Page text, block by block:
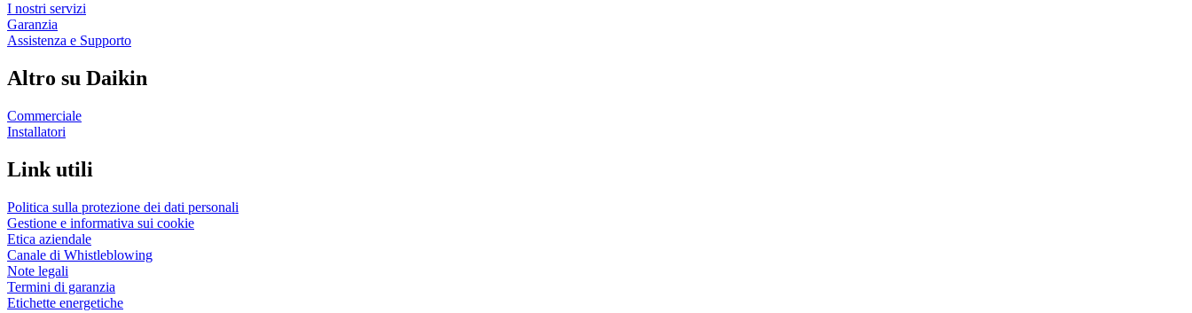
I nostri servizi
Garanzia
Assistenza e Supporto
Altro su Daikin
Commerciale
Installatori
Link utili
Politica sulla protezione dei dati personali
Gestione e informativa sui cookie
Etica aziendale
Canale di Whistleblowing
Note legali
Termini di garanzia
Etichette energetiche